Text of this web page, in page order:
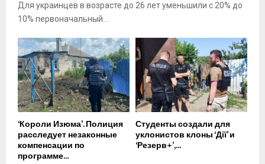
Для украинцев в возрасте до 26 лет уменьшили с 20% до
10% первоначальный...
‘Короли Изюма’. Полиция
расследует незаконные
компенсации по
программе...
Студенты создали для
уклонистов клоны ‘Дії’ и
‘Резерв+’,...